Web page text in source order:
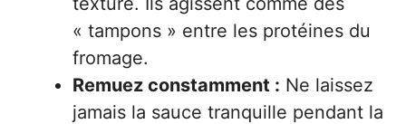
« tampons » entre les protéines du
fromage.
Remuez constamment : Ne laissez
jamais la sauce tranquille pendant la